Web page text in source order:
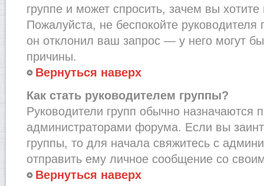
группе и может спросить, зачем вы хотите
Пожалуйста, не беспокойте
он отклонил ваш запрос — у него могут
причины.
Вернуться наверх
Как стать руководителем группы?
Руководители групп обычно назначаются
администраторами форума. Если вы
группы, то для начала свяжитесь с
отправить ему личное сообщение со
Вернуться наверх